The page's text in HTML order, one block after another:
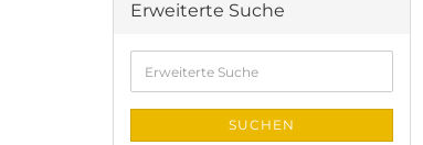
Erweiterte Suche
Suche
SUCHEN